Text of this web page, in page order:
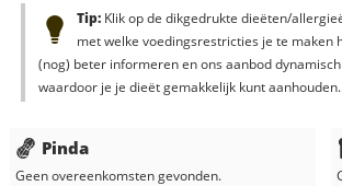
Tip:Klik op de dikgedrukte dieëten/
met welke voedingsrestricties je te maken
(nog) beter informeren en ons aanbod
waardoor je je dieët gemakkelijk kunt aanhouden.
Pinda
Geen overeenkomsten gevonden.